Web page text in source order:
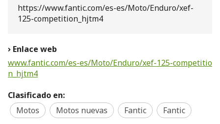
https://www.fantic.com/es-es/Moto/Enduro/xef-
125-competition_hjtm4
Enlace web
www.fantic.com/es-es/Moto/Enduro/xef-125-competitio
n_hjtm4
Clasificado en:
Motos
Motos nuevas Fantic Fantic